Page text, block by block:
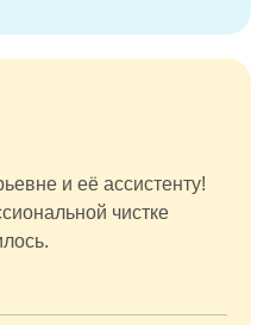
и её ассистенту!
чистке